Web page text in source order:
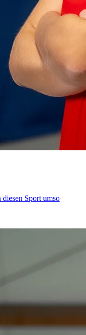
Sport umso